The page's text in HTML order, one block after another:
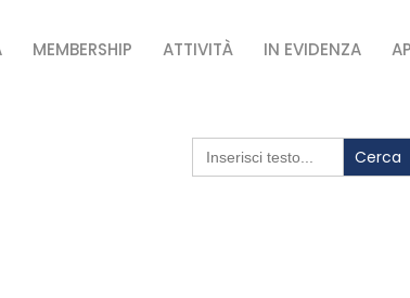
MEMBERSHIP ATTIVITÀ IN EVIDENZA
Search
for: